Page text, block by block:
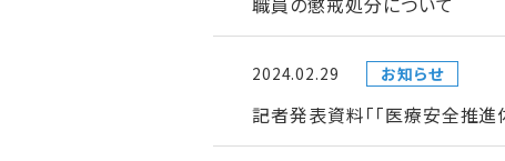
2024.02.29 お知らせ
記者発表資料「「医療安全推